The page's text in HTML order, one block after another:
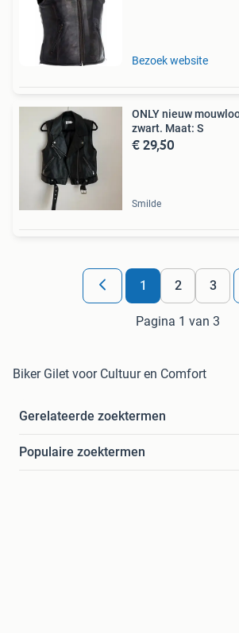
Bezoek website
ONLY nieuw
zwart. Maat: S
€ 29,50
Smilde
1 2 3
Pagina 1 van 3
Biker Gilet voor Cultuur en Comfort
Gerelateerde zoektermen
Populaire zoektermen